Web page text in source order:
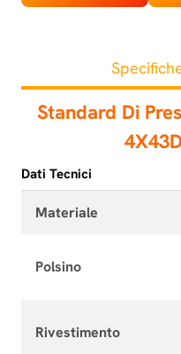
Standard Di
Dati Tecnici
Materiale
Polsino
Rivestimento